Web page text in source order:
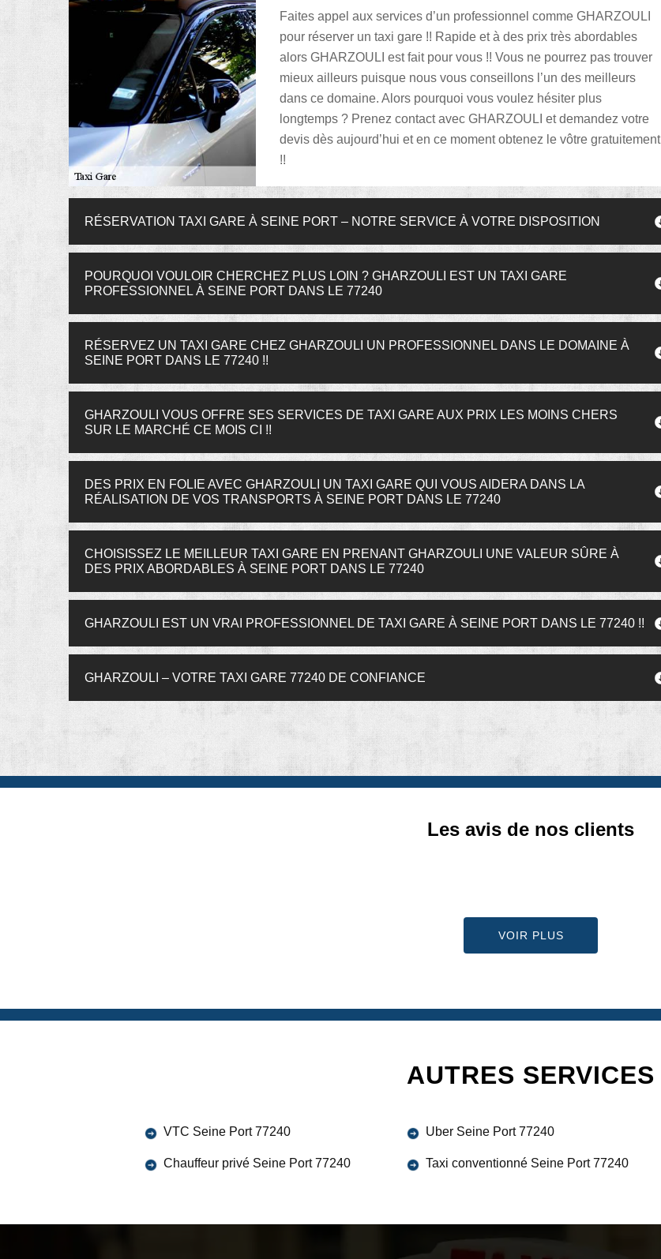
Faites appel aux services d’un professionnel comme GHARZOULI
pour réserver un taxi gare !! Rapide et à des prix très abordables
alors GHARZOULI est fait pour vous !! Vous ne pourrez pas trouver
mieux ailleurs puisque nous vous conseillons l’un des meilleurs
dans ce domaine. Alors pourquoi vous voulez hésiter plus
longtemps ? Prenez contact avec GHARZOULI et demandez votre
devis dès aujourd’hui et en ce moment obtenez le vôtre gratuitement
!!
RÉSERVATION TAXI GARE À SEINE PORT – NOTRE SERVICE À VOTRE DISPOSITION
POURQUOI VOULOIR CHERCHEZ PLUS LOIN ? GHARZOULI EST UN TAXI GARE
PROFESSIONNEL À SEINE PORT DANS LE 77240
RÉSERVEZ UN TAXI GARE CHEZ GHARZOULI UN PROFESSIONNEL DANS LE DOMAINE À
SEINE PORT DANS LE 77240 !!
GHARZOULI VOUS OFFRE SES SERVICES DE TAXI GARE AUX PRIX LES MOINS CHERS
SUR LE MARCHÉ CE MOIS CI !!
DES PRIX EN FOLIE AVEC GHARZOULI UN TAXI GARE QUI VOUS AIDERA DANS LA
RÉALISATION DE VOS TRANSPORTS À SEINE PORT DANS LE 77240
CHOISISSEZ LE MEILLEUR TAXI GARE EN PRENANT GHARZOULI UNE VALEUR SÛRE À
DES PRIX ABORDABLES À SEINE PORT DANS LE 77240
GHARZOULI EST UN VRAI PROFESSIONNEL DE TAXI GARE À SEINE PORT DANS LE 77240 !!
GHARZOULI – VOTRE TAXI GARE 77240 DE CONFIANCE
Les avis de nos clients
VOIR PLUS
AUTRES SERVICES
VTC Seine Port 77240
Chauffeur privé Seine Port 77240
Uber Seine Port 77240
Taxi conventionné Seine Port 77240